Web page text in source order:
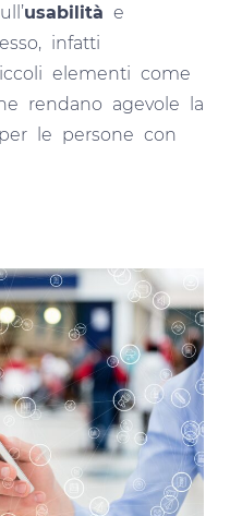
usabilità e
infatti
elementi come
rendano agevole la
le persone con